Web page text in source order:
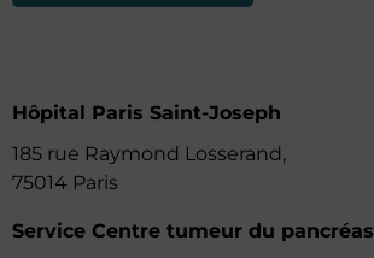
Hôpital Paris Saint-Joseph
185 rue Raymond Losserand,
75014 Paris
Service Centre tumeur du pancréas